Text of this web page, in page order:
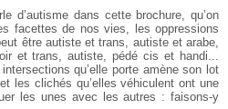
d’autisme dans cette brochure, qu’on
facettes de nos vies, les oppressions
être autiste et trans, autiste et arabe,
et trans, autiste, pédé cis et handi...
qu’elle porte amène son lot
les clichés qu’elles véhiculent ont une
les unes avec les autres : faisons-y